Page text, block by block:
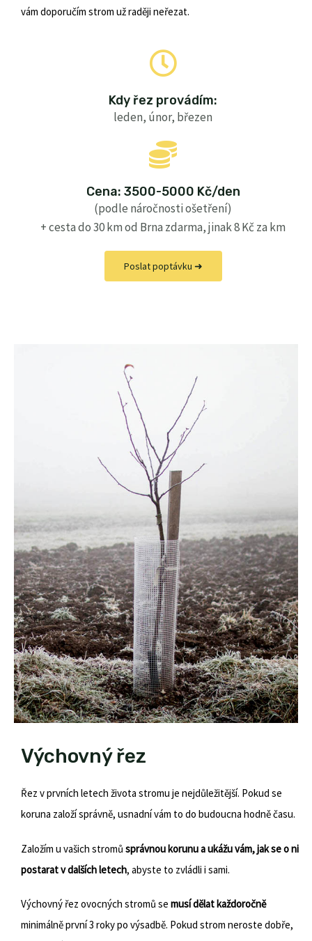
vám doporučím strom už raději neřezat.
Kdy řez provádím:
leden, únor, březen
Cena: 3500-5000 Kč/den
(podle náročnosti ošetření)
+ cesta do 30 km od Brna zdarma, jinak 8 Kč za km
Poslat poptávku ➜
Výchovný řez
Řez v prvních letech života stromu je nejdůležitější. Pokud se
koruna založí správně, usnadní vám to do budoucna hodně času.
Založím u vašich stromů správnou korunu a ukážu vám, jak se o ni
postarat v dalších letech, abyste to zvládli i sami.
Výchovný řez ovocných stromů se musí dělat každoročně
minimálně první 3 roky po výsadbě. Pokud strom neroste dobře,